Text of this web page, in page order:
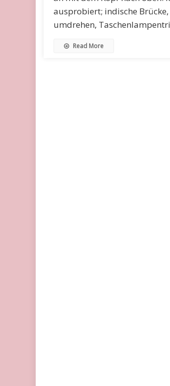
ausprobiert; indische Brücke,
umdrehen,
Read More